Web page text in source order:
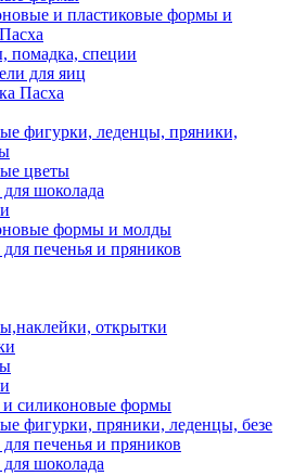
и пластиковые формы и
помадка, специи
для яиц
Пасха
фигурки, леденцы, пряники,
цветы
шоколада
формы и молды
печенья и пряников
открытки
силиконовые формы
фигурки, пряники, леденцы, безе
печенья и пряников
шоколада